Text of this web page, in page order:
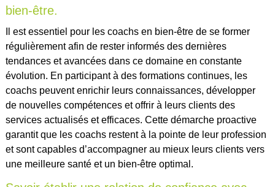
bien-être.
Il est essentiel pour les coachs en bien-être de se former
régulièrement afin de rester informés des dernières
tendances et avancées dans ce domaine en constante
évolution. En participant à des formations continues, les
coachs peuvent enrichir leurs connaissances, développer
de nouvelles compétences et offrir à leurs clients des
services actualisés et efficaces. Cette démarche proactive
garantit que les coachs restent à la pointe de leur profession
et sont capables d’accompagner au mieux leurs clients vers
une meilleure santé et un bien-être optimal.